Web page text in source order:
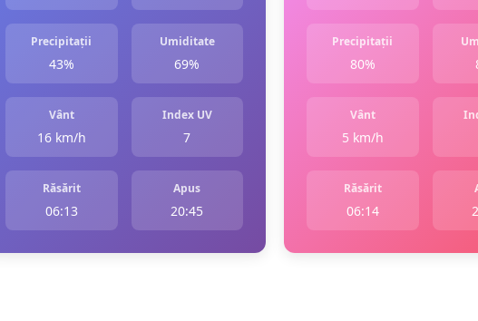
Precipitații
43%
Umiditate
69%
Vânt
16 km/h
Index UV
7
Răsărit
06:13
Apus
20:45
Precipitații
80%
Vânt
5 km/h
Răsărit
06:14